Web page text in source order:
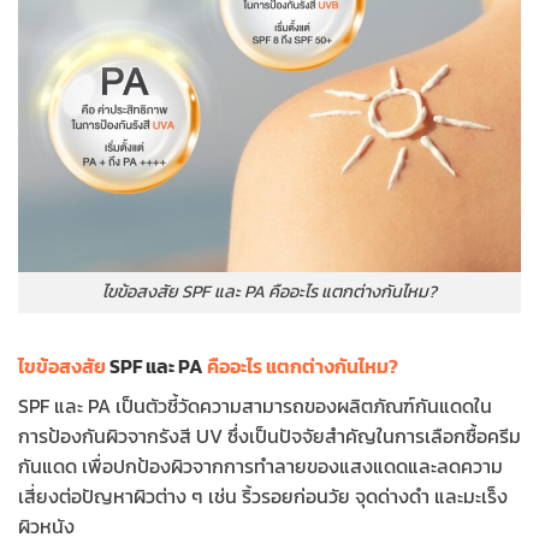
ไขข้อสงสัย SPF และ PA คืออะไร แตกต่างกันไหม?
ไขข้อสงสัยSPF และ PAคืออะไร แตกต่างกันไหม?
SPF และ PA เป็นตัวชี้วัดความสามารถของผลิตภัณฑ์กันแดดใน
การป้องกันผิวจากรังสี UV ซึ่งเป็นปัจจัยสำคัญในการเลือกซื้อครีม
กันแดด เพื่อปกป้องผิวจากการทำลายของแสงแดดและลดความ
เสี่ยงต่อปัญหาผิวต่าง ๆ เช่น ริ้วรอยก่อนวัย จุดด่างดำ และมะเร็ง
ผิวหนัง